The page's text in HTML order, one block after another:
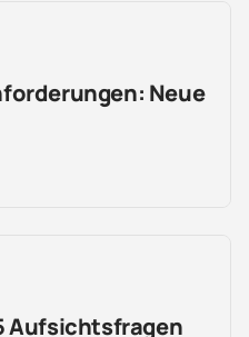
Neue
Aufsichtsfragen